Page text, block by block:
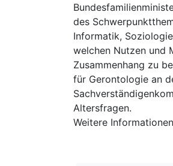
des
Informatik,
welchen Nutzen und
Zusammenhang zu
für Gerontologie an
Altersfragen.
Weitere